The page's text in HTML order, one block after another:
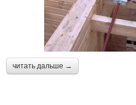
читать дальше →